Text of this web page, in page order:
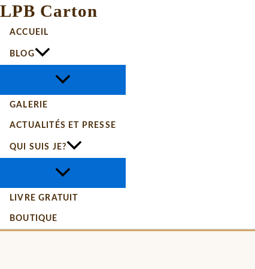
LPB Carton
ACCUEIL
BLOG
GALERIE
ACTUALITÉS ET PRESSE
QUI SUIS JE?
LIVRE GRATUIT
BOUTIQUE